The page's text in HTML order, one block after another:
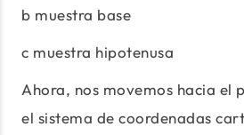
b muestra base
c muestra hipotenusa
Ahora, nos movemos hacia el
el sistema de coordenadas